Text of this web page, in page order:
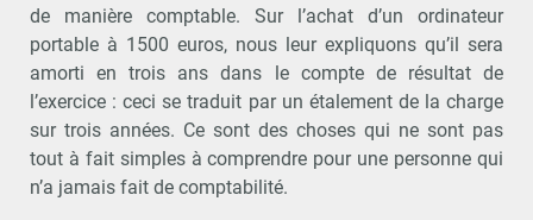
de manière comptable. Sur l’achat d’un ordinateur
portable à 1500 euros, nous leur expliquons qu’il sera
amorti en trois ans dans le compte de résultat de
l’exercice : ceci se traduit par un étalement de la charge
sur trois années. Ce sont des choses qui ne sont pas
tout à fait simples à comprendre pour une personne qui
n’a jamais fait de comptabilité.